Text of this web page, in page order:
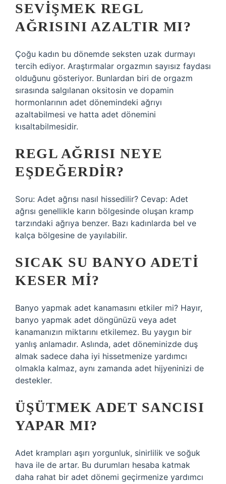
SEVIŞMEK REGL
AĞRISINI AZALTIR MI?
Çoğu kadın bu dönemde seksten uzak durmayı
tercih ediyor. Araştırmalar orgazmın sayısız faydası
olduğunu gösteriyor. Bunlardan biri de orgazm
sırasında salgılanan oksitosin ve dopamin
hormonlarının adet dönemindeki ağrıyı
azaltabilmesi ve hatta adet dönemini
kısaltabilmesidir.
REGL AĞRISI NEYE
EŞDEĞERDIR?
Soru: Adet ağrısı nasıl hissedilir? Cevap: Adet
ağrısı genellikle karın bölgesinde oluşan kramp
tarzındaki ağrıya benzer. Bazı kadınlarda bel ve
kalça bölgesine de yayılabilir.
SICAK SU BANYO ADETI
KESER MI?
Banyo yapmak adet kanamasını etkiler mi? Hayır,
banyo yapmak adet döngünüzü veya adet
kanamanızın miktarını etkilemez. Bu yaygın bir
yanlış anlamadır. Aslında, adet döneminizde duş
almak sadece daha iyi hissetmenize yardımcı
olmakla kalmaz, aynı zamanda adet hijyeninizi de
destekler.
ÜŞÜTMEK ADET SANCISI
YAPAR MI?
Adet krampları aşırı yorgunluk, sinirlilik ve soğuk
hava ile de artar. Bu durumları hesaba katmak
daha rahat bir adet dönemi geçirmenize yardımcı